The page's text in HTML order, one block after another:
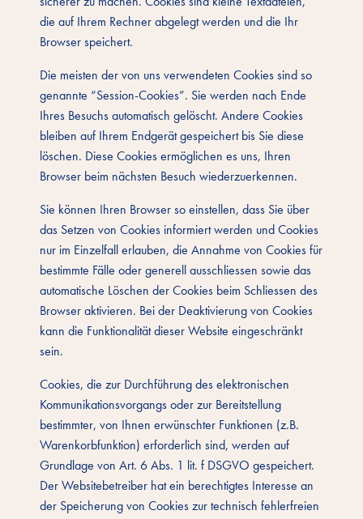
die auf Ihrem Rechner abgelegt werden und die Ihr
Browser speichert.
Die meisten der von uns verwendeten Cookies sind so
genannte “Session-Cookies”. Sie werden nach Ende
Ihres Besuchs automatisch gelöscht. Andere Cookies
bleiben auf Ihrem Endgerät gespeichert bis Sie diese
löschen. Diese Cookies ermöglichen es uns, Ihren
Browser beim nächsten Besuch wiederzuerkennen.
Sie können Ihren Browser so einstellen, dass Sie über
das Setzen von Cookies informiert werden und Cookies
nur im Einzelfall erlauben, die Annahme von Cookies für
bestimmte Fälle oder generell ausschliessen sowie das
automatische Löschen der Cookies beim Schliessen des
Browser aktivieren. Bei der Deaktivierung von Cookies
kann die Funktionalität dieser Website eingeschränkt
sein.
Cookies, die zur Durchführung des elektronischen
Kommunikationsvorgangs oder zur Bereitstellung
bestimmter, von Ihnen erwünschter Funktionen (z.B.
Warenkorbfunktion) erforderlich sind, werden auf
Grundlage von Art. 6 Abs. 1 lit. f DSGVO gespeichert.
Der Websitebetreiber hat ein berechtigtes Interesse an
der Speicherung von Cookies zur technisch fehlerfreien